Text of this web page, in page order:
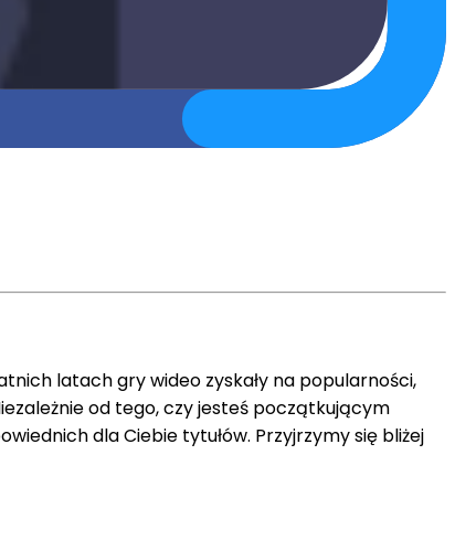
latach gry wideo zyskały na popularności,
od tego, czy jesteś początkującym
dla Ciebie tytułów. Przyjrzymy się bliżej